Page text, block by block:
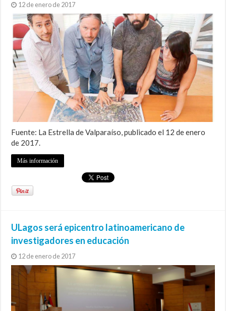
12 de enero de 2017
Fuente: La Estrella de Valparaíso, publicado el 12 de enero
de 2017.
Más información
ULagos será epicentro latinoamericano de
investigadores en educación
12 de enero de 2017